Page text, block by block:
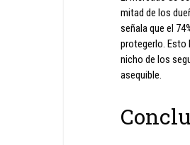
mitad de los
señala que el
protegerlo. Esto
nicho de los
asequible.